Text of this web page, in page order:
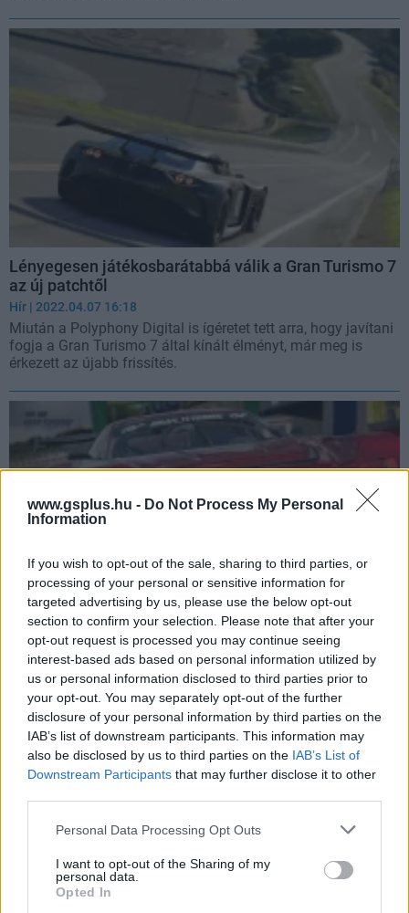
www.gsplus.hu - Do Not Process My Personal
Information
If you wish to opt-out of the sale, sharing to third parties, or
processing of your personal or sensitive information for
targeted advertising by us, please use the below opt-out
section to confirm your selection. Please note that after your
opt-out request is processed you may continue seeing
interest-based ads based on personal information utilized by
us or personal information disclosed to third parties prior to
your opt-out. You may separately opt-out of the further
disclosure of your personal information by third parties on the
IAB’s list of downstream participants. This information may
also be disclosed by us to third parties on the IAB’s List of
Downstream Participants that may further disclose it to other
Please note that this website/app uses one or more Google
not limited to your visit or usage behaviour. You may click to
grant or deny consent to Google and its third-party tags to
use your data for below specified purposes in below Google
Personal Data Processing Opt Outs
I want to opt-out of the Sharing of my
personal data.
Opted In
Lényegesen játékosbarátabbá válik a Gran Turismo 7
az új patchtől
Hír | 2022.04.07 16:18
Miután a Polyphony Digital is ígéretet tett arra, hogy javítani
fogja a Gran Turismo 7 által kínált élményt, már meg is
érkezett az újabb frissítés.
Vedd meg most a Gran Turismo 7-et, és nyerd vissza
az árát!
| 2022.03.28 14:15
Ha szemezel az év eddigi egyik legjobb játékával, most
érdemes lecsapnod rá!